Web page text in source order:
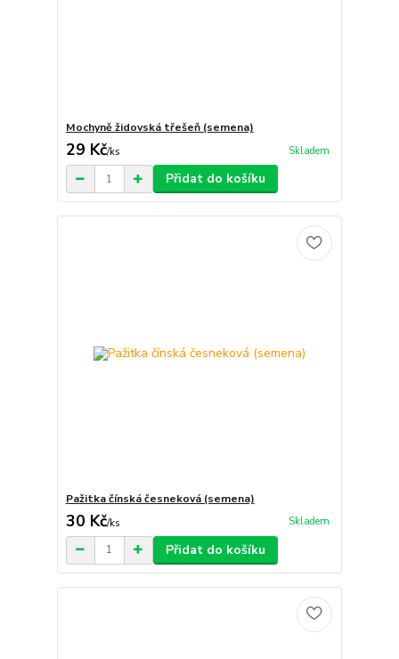
Mochyně židovská třešeň (semena)
29 Kč/ks Skladem
Přidat do košíku
Pažitka čínská česneková (semena)
30 Kč/ks Skladem
Přidat do košíku